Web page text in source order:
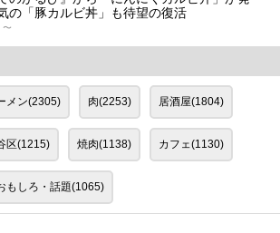
の「豚カルビ丼」も待望の復活
〜
メン(2305) 肉(2253) 居酒屋(1804)
区(1215) 焼肉(1138) カフェ(1130)
もしろ・話題(1065)